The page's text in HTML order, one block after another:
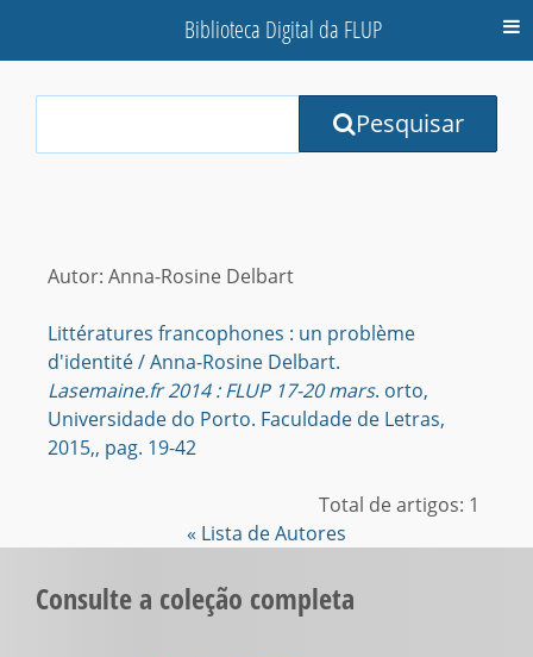
Biblioteca Digital da FLUP
Terms:
Pesquisar
Autor: Anna-Rosine Delbart
Littératures francophones : un problème
d'identité / Anna-Rosine Delbart.
Lasemaine.fr 2014 : FLUP 17-20 mars. orto,
Universidade do Porto. Faculdade de Letras,
2015,, pag. 19-42
Total de artigos: 1
« Lista de Autores
Consulte a coleção completa